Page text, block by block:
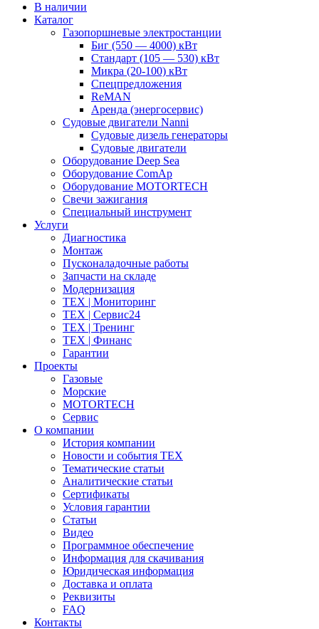
В наличии
Каталог
Газопоршневые электростанции
Биг (550 — 4000) кВт
Стандарт (105 — 530) кВт
Микра (20-100) кВт
Спецпредложения
ReMAN
Аренда (энергосервис)
Судовые двигатели Nanni
Судовые дизель генераторы
Судовые двигатели
Оборудование Deep Sea
Оборудование ComAp
Оборудование MOTORTECH
Свечи зажигания
Специальный инструмент
Услуги
Диагностика
Монтаж
Пусконаладочные работы
Запчасти на складе
Модернизация
ТЕХ | Мониторинг
ТЕХ | Сервис24
ТЕХ | Тренинг
ТЕХ | Финанс
Гарантии
Проекты
Газовые
Морские
MOTORTECH
Сервис
О компании
История компании
Новости и события ТЕХ
Тематические статьи
Аналитические статьи
Сертификаты
Условия гарантии
Статьи
Видео
Программное обеспечение
Информация для скачивания
Юридическая информация
Доставка и оплата
Реквизиты
FAQ
Контакты